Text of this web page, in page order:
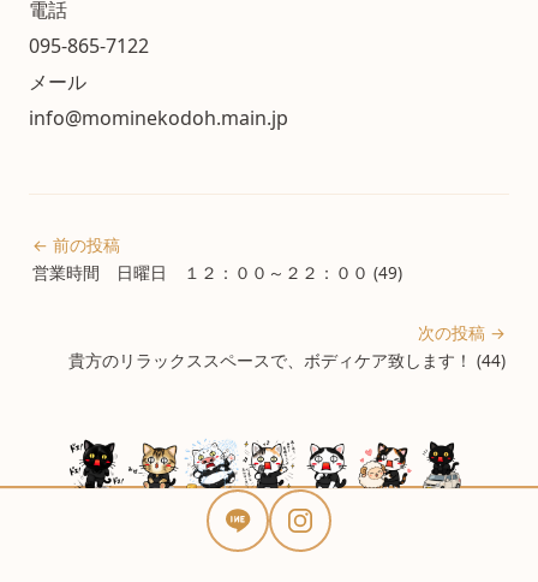
電話
095-865-7122
メール
info@mominekodoh.main.jp
← 前の投稿
営業時間 日曜日 １２：００～２２：００ (49)
次の投稿 →
貴方のリラックススペースで、ボディケア致します！ (44)